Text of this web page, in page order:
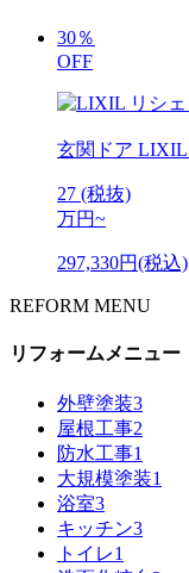
30％
OFF
玄関ドア LIXIL
27 (税抜)
万円~
297,330円(税込)
REFORM MENU
リフォームメニュー
外壁塗装3
屋根工事2
防水工事1
大規模塗装1
浴室3
キッチン3
トイレ1